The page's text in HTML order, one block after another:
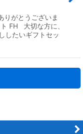
がとうございま
FH 大切な方に、
したいギフトセッ